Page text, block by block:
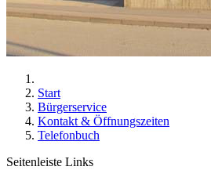
Start
Bürgerservice
Kontakt & Öffnungszeiten
Telefonbuch
Seitenleiste Links